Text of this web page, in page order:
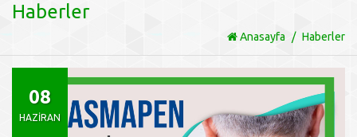
Haberler
Anasayfa Haberler
08
HAZIRAN